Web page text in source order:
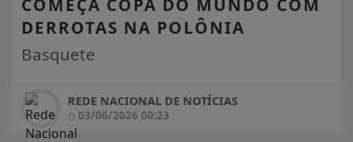
COMEÇA COPA DO MUNDO COM
DERROTAS NA POLÔNIA
Basquete
REDE NACIONAL DE NOTÍCIAS
03/06/2026 00:23